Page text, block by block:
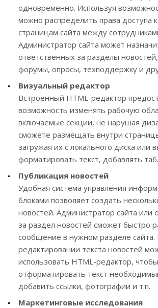
одновременно. Используя
можно распределить права доступа
страницам сайта между
Администратор сайта может
ответственных за разделы новостей,
форумы, опросы, техподдержку и
Визуальный редактор
Встроенный HTML-редактор
возможность изменять рабочую
включаемые секции, не нарушая
сможете размещать внутри
загружая их с локального диска или
форматировать текст, добавлять
Публикация новостей
Удобная система управления
блоками позволяет создать
новостей. Администратор сайта или
за раздел новостей сможет быстро
сообщение в нужном разделе сайта.
редактировании текста новостей
использовать HTML-редактор, чтобы
отформатировать текст
добавить ссылки, фотографии и т.п.
Маркетинговые исследования